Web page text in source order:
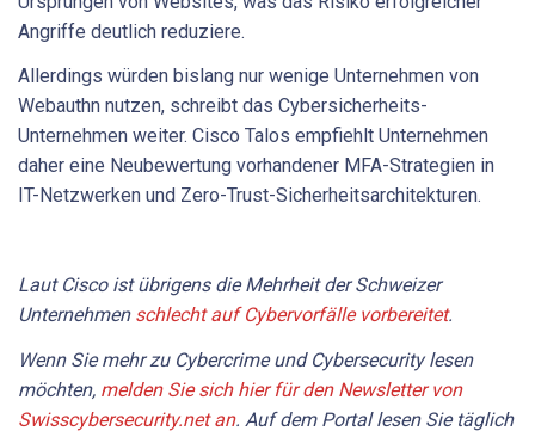
Angriffe deutlich reduziere.
Allerdings würden bislang nur wenige Unternehmen von
Webauthn nutzen, schreibt das Cybersicherheits-
Unternehmen weiter. Cisco Talos empfiehlt Unternehmen
daher eine Neubewertung vorhandener MFA-Strategien in
IT-Netzwerken und Zero-Trust-Sicherheitsarchitekturen.
Laut Cisco ist übrigens die Mehrheit der Schweizer
Unternehmen schlecht auf Cybervorfälle vorbereitet.
Wenn Sie mehr zu Cybercrime und Cybersecurity lesen
möchten, melden Sie sich hier für den Newsletter von
Swisscybersecurity.net an. Auf dem Portal lesen Sie täglich